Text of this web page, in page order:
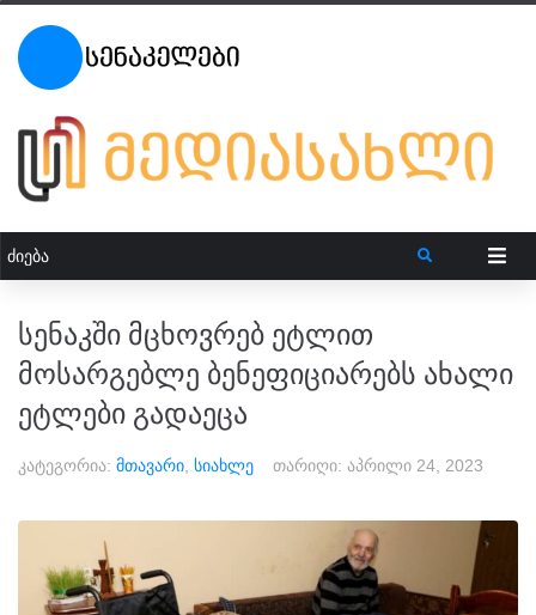
სენაკში მცხოვრებ ეტლით
მოსარგებლე ბენეფიციარებს ახალი
ეტლები გადაეცა
კატეგორია: მთავარი სიახლე თარიღი: აპრილი 24, 2023